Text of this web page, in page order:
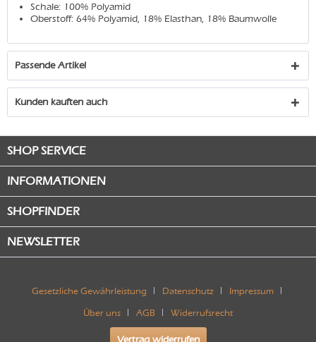
Schale: 100% Polyamid
Oberstoff: 64% Polyamid, 18% Elasthan, 18% Baumwolle
Passende Artikel
Kunden kauften auch
SHOP SERVICE
INFORMATIONEN
SHOPFINDER
NEWSLETTER
Gesetzliche Gewährleistung Datenschutz Impressum
Über uns AGB Widerrufsrecht
Vertrag widerrufen